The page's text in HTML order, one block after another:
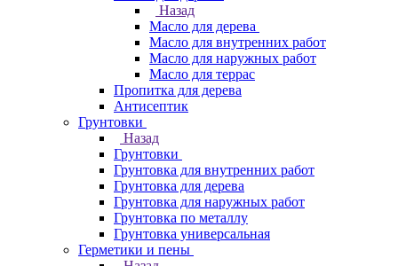
Назад
Масло для дерева
Масло для внутренних работ
Масло для наружных работ
Масло для террас
Пропитка для дерева
Антисептик
Грунтовки
Назад
Грунтовки
Грунтовка для внутренних работ
Грунтовка для дерева
Грунтовка для наружных работ
Грунтовка по металлу
Грунтовка универсальная
Герметики и пены